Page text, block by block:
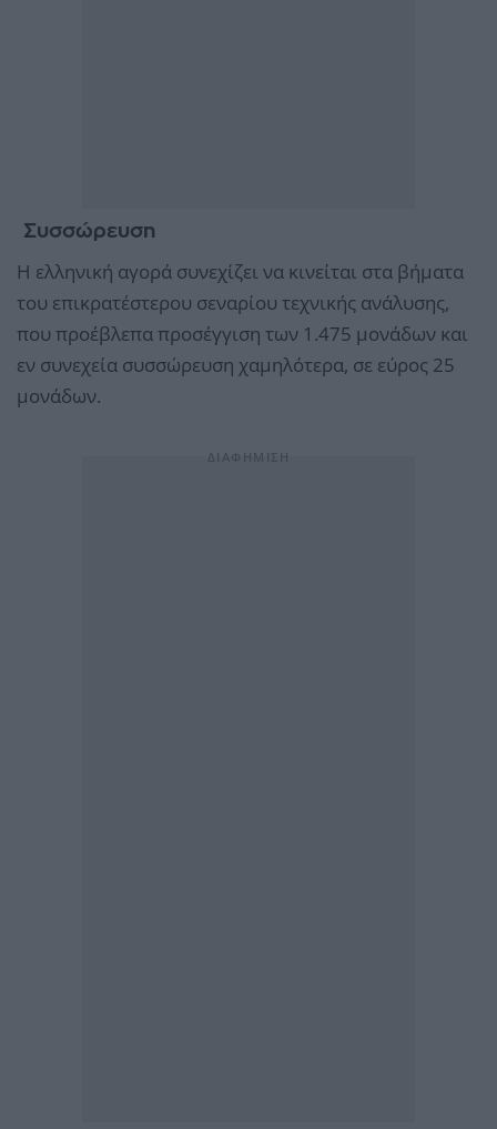
Συσσώρευση
Η ελληνική αγορά συνεχίζει να κινείται στα βήματα
του επικρατέστερου σεναρίου τεχνικής ανάλυσης,
που προέβλεπα προσέγγιση των 1.475 μονάδων και
εν συνεχεία συσσώρευση χαμηλότερα, σε εύρος 25
μονάδων.